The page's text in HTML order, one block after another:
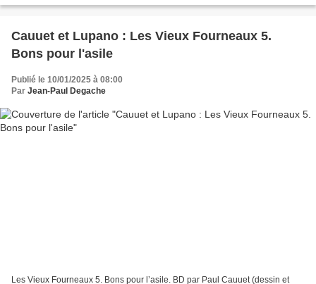
Cauuet et Lupano : Les Vieux Fourneaux 5.
Bons pour l'asile
Publié le 10/01/2025 à 08:00
Par Jean-Paul Degache
Les Vieux Fourneaux 5. Bons pour l’asile. BD par Paul Cauuet (dessin et